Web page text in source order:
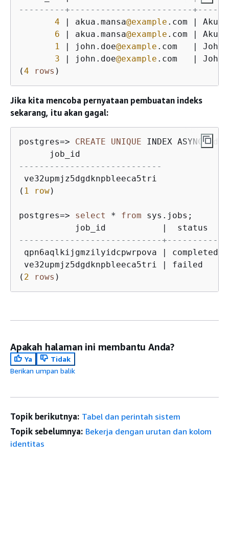
---------+------------------------
4
| akua.mansa@example .com |
6
| akua.mansa@example .com |
1
| john.doe@example .com |
3
| john.doe@example .com |
(4 rows )
Jika kita mencoba pernyataan pembuatan indeks
sekarang, itu akan gagal:
postgres=> CREATE UNIQUE INDEX ASYNC
----------------------------
ve32upmjz5dgdknpbleeca5tri
( 1 row)
postgres=> select * from sys.jobs;
           job_id
|
  status
----------------------------+-----------
qpn6aqlkijgmzilyidcpwrpova
| completed
ve32upmjz5dgdknpbleeca5tri
| failed
( 2 rows )
Apakah halaman ini membantu Anda?
Ya
Tidak
Berikan umpan balik
Topik berikutnya: Tabel dan perintah sistem
Topik sebelumnya: Bekerja dengan urutan dan kolom
identitas